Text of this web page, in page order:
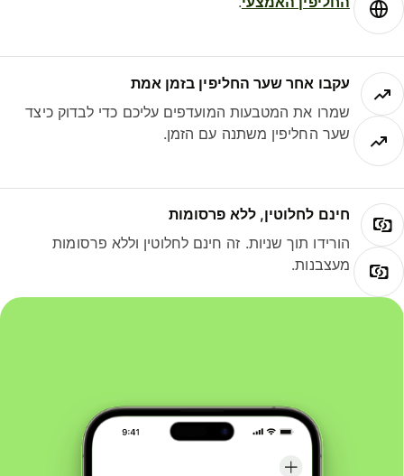
עקבו אחר שער החליפין בזמן אמת
שמרו את המטבעות המועדפים עליכם כדי לבדוק כיצד
שער החליפין משתנה עם הזמן.
חינם לחלוטין, ללא פרסומות
הורידו תוך שניות. זה חינם לחלוטין וללא פרסומות
מעצבנות.